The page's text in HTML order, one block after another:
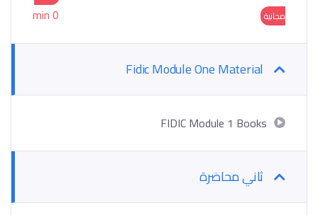
مجانية
0 min
Fidic Module One Material
FIDIC Module 1 Books
ثاني محاضرة